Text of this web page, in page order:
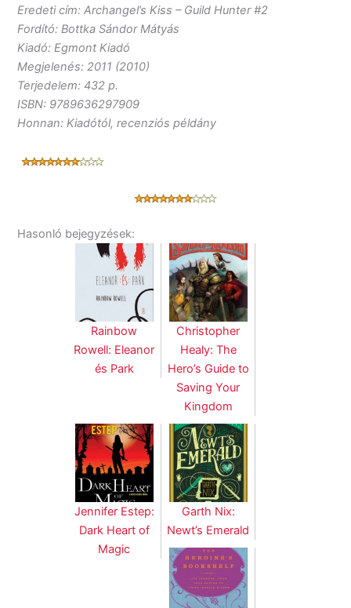
Eredeti cím: Archangel’s Kiss – Guild Hunter #2
Fordító: Bottka Sándor Mátyás
Kiadó: Egmont Kiadó
Megjelenés: 2011 (2010)
Terjedelem: 432 p.
ISBN: 9789636297909
Honnan: Kiadótól, recenziós példány
Hasonló bejegyzések:
Rainbow
Rowell: Eleanor
és Park
Christopher
Healy: The
Hero’s Guide to
Saving Your
Kingdom
Jennifer Estep:
Dark Heart of
Magic
Garth Nix:
Newt’s Emerald